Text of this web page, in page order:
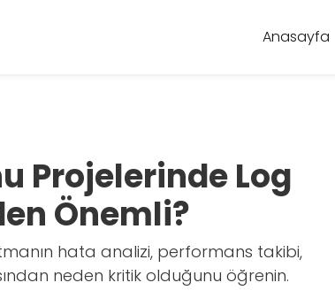
Anasayfa
Projelerinde Log
Önemli?
hata analizi, performans takibi,
neden kritik olduğunu öğrenin.